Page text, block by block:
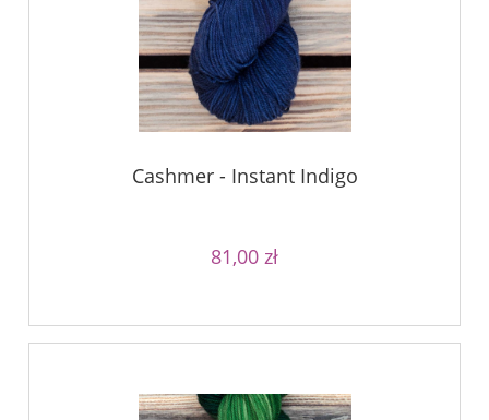
Cashmer - Instant Indigo
81,00 zł